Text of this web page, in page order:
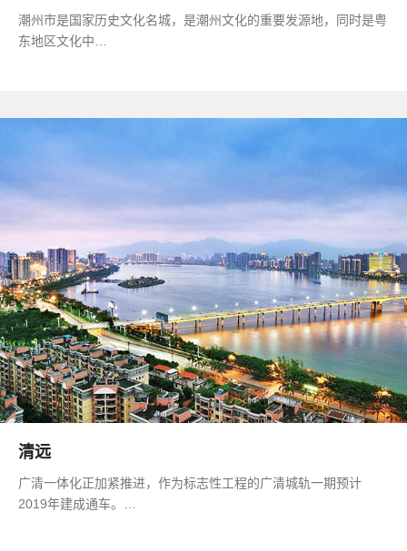
潮州市是国家历史文化名城，是潮州文化的重要发源地，同时是粤
东地区文化中…
清远
广清一体化正加紧推进，作为标志性工程的广清城轨一期预计
2019年建成通车。…